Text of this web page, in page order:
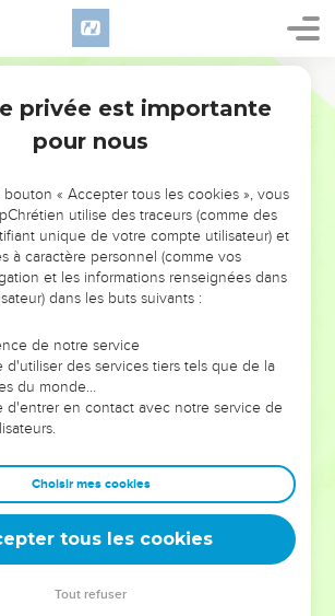
Consultez ceux qui invoquent les esprits
qui chuchotent et murmurent ! Un peuple
ses dieux ? Ne consultera-t-il pas les
? »
cette manière, il n'y aura pas d'aurore pour
oppressante
accablé et affamé, et, quand il aura faim,
roi et son Dieu et tournera les yeux en
la terre et il n’y verra que détresse,
angoisses ; il sera repoussé dans
est né
ne régneront pas toujours sur la terre
des angoisses : si les temps passés ont
territoire de Zabulon et de Nephthali, les
de gloire la région voisine de la mer,
privée est importante
pour nous
bouton « Accepter tous les cookies », vous
utilise des traceurs (comme des
unique de votre compte utilisateur) et
à caractère personnel (comme vos
et les informations renseignées dans
dans les buts suivants :
de notre service
d'utiliser des services tiers tels que de la
du monde…
d'entrer en contact avec notre service de
Choisir mes cookies
tous les cookies
Tout refuser